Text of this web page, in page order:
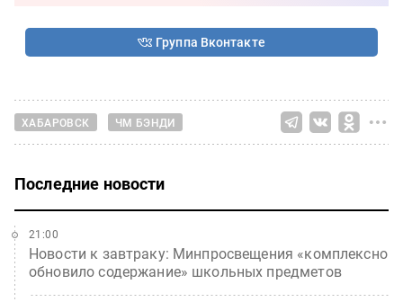
Группа Вконтакте
ХАБАРОВСК ЧМ БЭНДИ
Последние новости
Новости к завтраку: Минпросвещения «комплексно
обновило содержание» школьных предметов
21:00